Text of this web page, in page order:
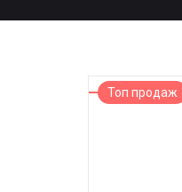
Топ продаж